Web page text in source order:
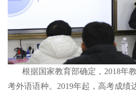
根据国家教育部确定，2018年
考外语语种。2019年起，高考成绩